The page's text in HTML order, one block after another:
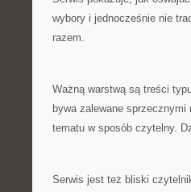
wybory i jednocześnie nie
razem.
Ważną warstwą są treści
bywa zalewane
tematu w sposób czytelny.
Serwis jest też bliski